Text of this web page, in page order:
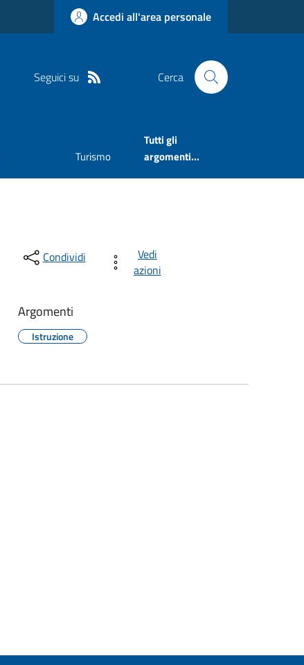
Accedi all'area personale
Seguici su Cerca
Turismo
Tutti gli
argomenti...
Condividi
Vedi
azioni
Argomenti
Istruzione